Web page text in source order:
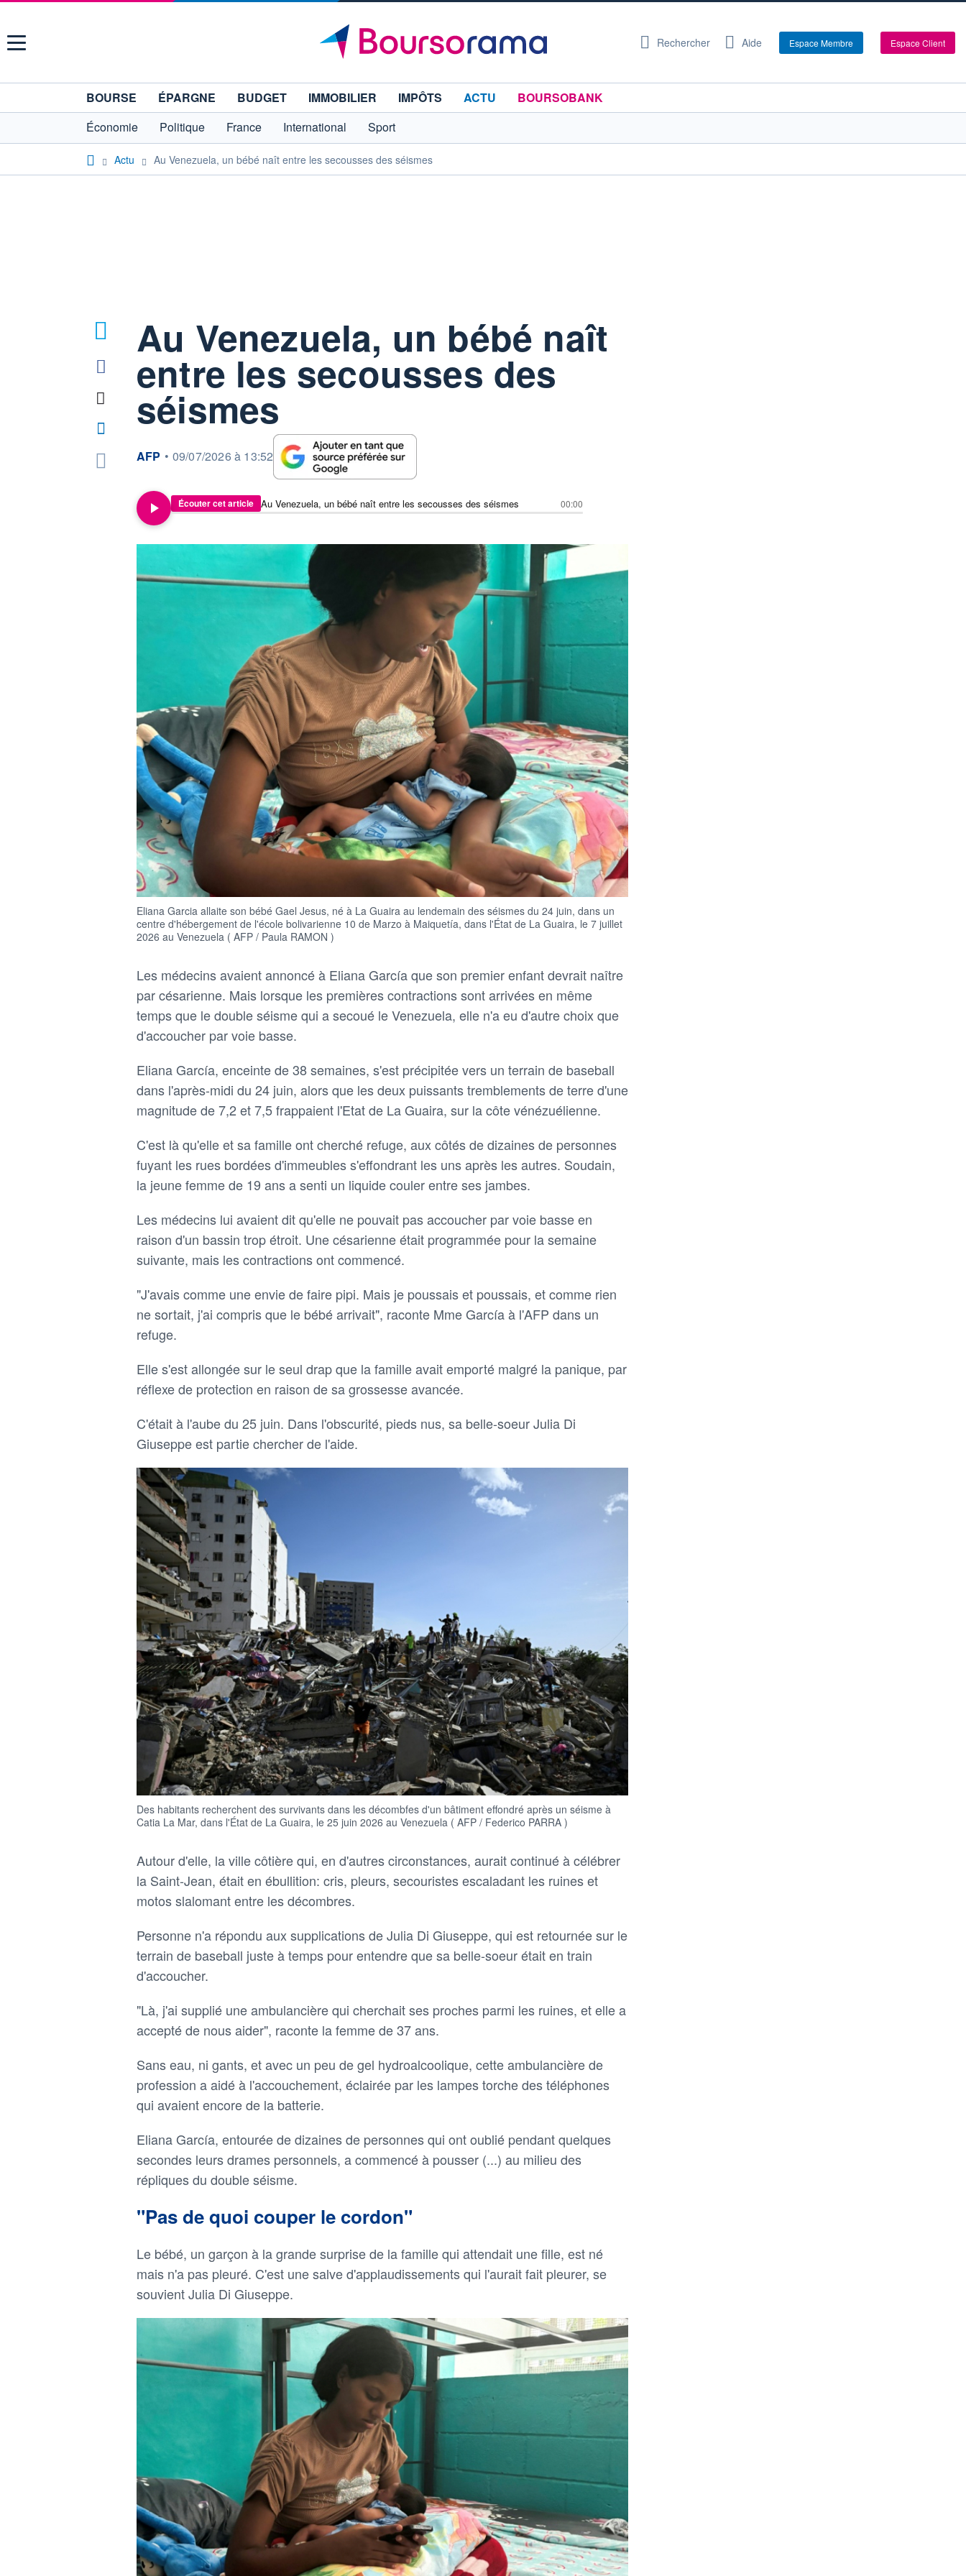
Menu Rechercher Aide Espace Membre Espace Client
BOURSE ÉPARGNE BUDGET IMMOBILIER IMPÔTS ACTU
BOURSOBANK
Économie
Politique France International Sport
Actu Au Venezuela, un bébé naît entre les secousses des séismes
Au Venezuela, un bébé naît
entre les secousses des
séismes
information fournie par
AFP • 09/07/2026 à 13:52
Écouter cet article Au Venezuela, un bébé naît entre les secousses des séismes 00:00
Eliana Garcia allaite son bébé Gael Jesus, né à La Guaira au lendemain des séismes du 24 juin, dans un
centre d'hébergement de l'école bolivarienne 10 de Marzo à Maiquetía, dans l'État de La Guaira, le 7 juillet
2026 au Venezuela ( AFP / Paula RAMON )
Les médecins avaient annoncé à Eliana García que son premier enfant devrait naître
par césarienne. Mais lorsque les premières contractions sont arrivées en même
temps que le double séisme qui a secoué le Venezuela, elle n'a eu d'autre choix que
d'accoucher par voie basse.
Eliana García, enceinte de 38 semaines, s'est précipitée vers un terrain de baseball
dans l'après-midi du 24 juin, alors que les deux puissants tremblements de terre d'une
magnitude de 7,2 et 7,5 frappaient l'Etat de La Guaira, sur la côte vénézuélienne.
C'est là qu'elle et sa famille ont cherché refuge, aux côtés de dizaines de personnes
fuyant les rues bordées d'immeubles s'effondrant les uns après les autres. Soudain,
la jeune femme de 19 ans a senti un liquide couler entre ses jambes.
Les médecins lui avaient dit qu'elle ne pouvait pas accoucher par voie basse en
raison d'un bassin trop étroit. Une césarienne était programmée pour la semaine
suivante, mais les contractions ont commencé.
"J'avais comme une envie de faire pipi. Mais je poussais et poussais, et comme rien
ne sortait, j'ai compris que le bébé arrivait", raconte Mme García à l'AFP dans un
refuge.
Elle s'est allongée sur le seul drap que la famille avait emporté malgré la panique, par
réflexe de protection en raison de sa grossesse avancée.
C'était à l'aube du 25 juin. Dans l'obscurité, pieds nus, sa belle-soeur Julia Di
Giuseppe est partie chercher de l'aide.
Des habitants recherchent des survivants dans les décombfes d'un bâtiment effondré après un séisme à
Catia La Mar, dans l'État de La Guaira, le 25 juin 2026 au Venezuela ( AFP / Federico PARRA )
Autour d'elle, la ville côtière qui, en d'autres circonstances, aurait continué à célébrer
la Saint-Jean, était en ébullition: cris, pleurs, secouristes escaladant les ruines et
motos slalomant entre les décombres.
Personne n'a répondu aux supplications de Julia Di Giuseppe, qui est retournée sur le
terrain de baseball juste à temps pour entendre que sa belle-soeur était en train
d'accoucher.
"Là, j'ai supplié une ambulancière qui cherchait ses proches parmi les ruines, et elle a
accepté de nous aider", raconte la femme de 37 ans.
Sans eau, ni gants, et avec un peu de gel hydroalcoolique, cette ambulancière de
profession a aidé à l'accouchement, éclairée par les lampes torche des téléphones
qui avaient encore de la batterie.
Eliana García, entourée de dizaines de personnes qui ont oublié pendant quelques
secondes leurs drames personnels, a commencé à pousser (...) au milieu des
répliques du double séisme.
"Pas de quoi couper le cordon"
Le bébé, un garçon à la grande surprise de la famille qui attendait une fille, est né
mais n'a pas pleuré. C'est une salve d'applaudissements qui l'aurait fait pleurer, se
souvient Julia Di Giuseppe.